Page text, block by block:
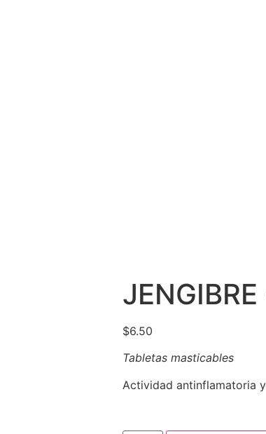
$6.50
Tabletas masticables
Actividad antinflamatoria